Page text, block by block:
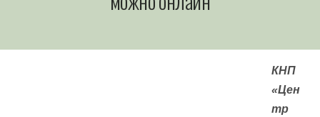
КНП
«Цен
тр